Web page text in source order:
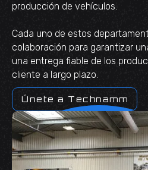
producción de vehículos.
Cada uno de estos
colaboración para garantizar
una entrega fiable de los
cliente a largo plazo.
Únete a Technamm